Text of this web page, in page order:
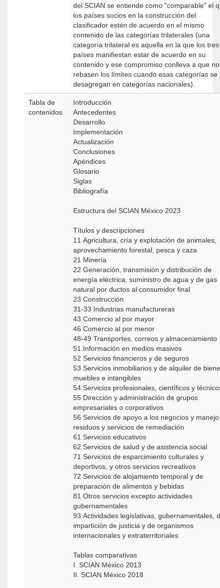
del SCIAN se entiende como "comparable" el
los países socios en la construcción del
clasificador estén de acuerdo en el mismo
contenido de las categorías trilaterales (una
categoría trilateral es aquella en la que los tres
países manifiestan estar de acuerdo en su
contenido y ese compromiso conlleva a que
rebasen los límites cuando esas categorías se
desagregan en categorías nacionales).
Tabla de
contenidos
Introducción
Antecedentes
Desarrollo
Implementación
Actualización
Conclusiones
Apéndices
Glosario
Siglas
Bibliografía
Estructura del SCIAN México 2023
Títulos y descripciones
11 Agricultura, cría y explotación de animales,
aprovechamiento forestal, pesca y caza
21 Minería
22 Generación, transmisión y distribución de
energía eléctrica, suministro de agua y de gas
natural por ductos al consumidor final
23 Construcción
31-33 Industrias manufactureras
43 Comercio al por mayor
46 Comercio al por menor
48-49 Transportes, correos y almacenamiento
51 Información en medios masivos
52 Servicios financieros y de seguros
53 Servicios inmobiliarios y de alquiler de
muebles e intangibles
54 Servicios profesionales, científicos y
55 Dirección y administración de grupos
empresariales o corporativos
56 Servicios de apoyo a los negocios y
residuos y servicios de remediación
61 Servicios educativos
62 Servicios de salud y de asistencia social
71 Servicios de esparcimiento culturales y
deportivos, y otros servicios recreativos
72 Servicios de alojamiento temporal y de
preparación de alimentos y bebidas
81 Otros servicios excepto actividades
gubernamentales
93 Actividades legislativas, gubernamentales,
impartición de justicia y de organismos
internacionales y extraterritoriales
Tablas comparativas
I. SCIAN México 2013
II. SCIAN México 2018